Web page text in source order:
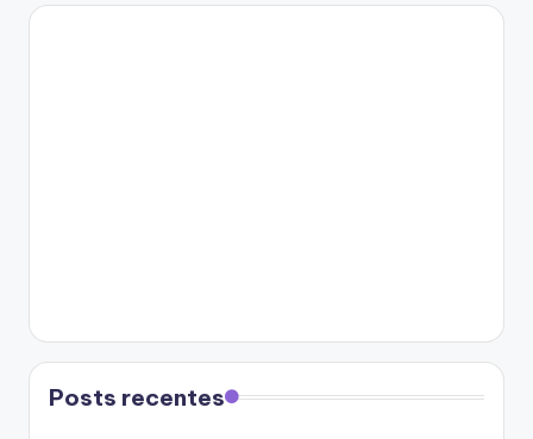
Posts recentes